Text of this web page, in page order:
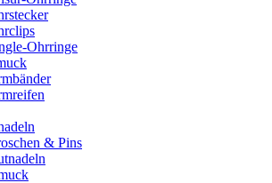
Ohrringe
& Pins